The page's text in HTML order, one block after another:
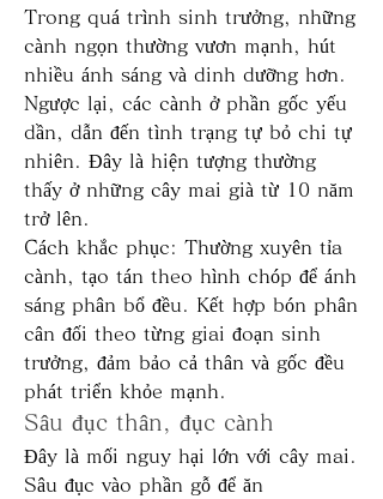
Trong quá trình sinh trưởng, những
cành ngọn thường vươn mạnh, hút
nhiều ánh sáng và dinh dưỡng hơn.
Ngược lại, các cành ở phần gốc yếu
dần, dẫn đến tình trạng tự bỏ chi tự
nhiên. Đây là hiện tượng thường
thấy ở những cây mai già từ 10 năm
trở lên.
Cách khắc phục: Thường xuyên tỉa
cành, tạo tán theo hình chóp để ánh
sáng phân bổ đều. Kết hợp bón phân
cân đối theo từng giai đoạn sinh
trưởng, đảm bảo cả thân và gốc đều
phát triển khỏe mạnh.
Sâu đục thân, đục cành
Đây là mối nguy hại lớn với cây mai.
Sâu đục vào phần gỗ để ăn